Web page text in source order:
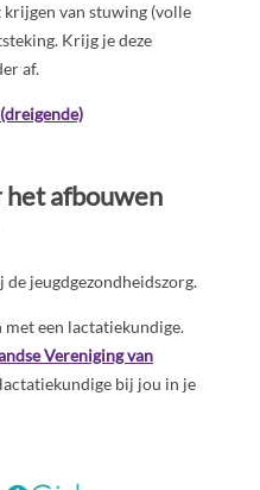
krijgen van stuwing (volle
Krijg je deze
af.
het afbouwen
jeugdgezondheidszorg.
met een lactatiekundige.
Vereniging van
bij jou in je